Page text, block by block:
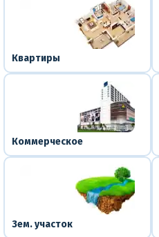
Квартиры
Коммерческое
Зем. участок